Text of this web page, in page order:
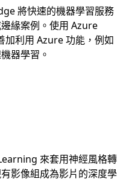
將快速的機器學習服務
緣案例。使用 Azure
加利用 Azure 功能，例如
器學習。
來套用神經風格轉
影像組成為影片的深度學